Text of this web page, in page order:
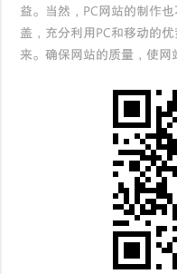
益。当然，PC网站的制作
盖，充分利用PC和移动的
来。确保网站的质量，使网